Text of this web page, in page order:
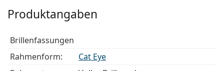
Schauen Sie sich mit der virtuellen Anprobefunktion
von Lentiamo an, wie Sie in dieser Brille aussehen.
Brillenfassung
Die braune Farbe der Brillenfassung passt perfekt
zu warmen Hauttönen und hellbraunem,
Produktangaben
Brillenfassungen
Rahmenform:
Cat Eye